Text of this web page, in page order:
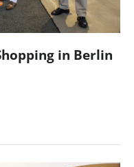
in Berlin